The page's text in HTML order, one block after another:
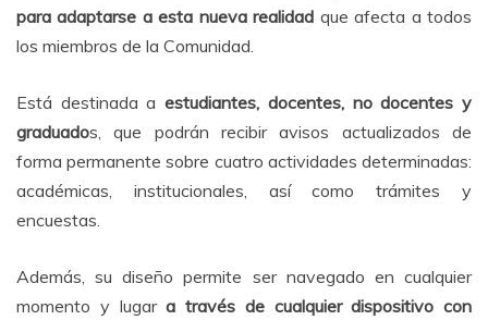
para adaptarse a esta nueva realidad que afecta a todos
los miembros de la Comunidad.
Está destinada aestudiantes, docentes, no docentes y
graduados, que podrán recibir avisos actualizados de
forma permanente sobre cuatro actividades determinadas:
académicas, institucionales, así como trámites y
encuestas.
Además, su diseño permite ser navegado en cualquier
momento y lugara través de cualquier dispositivo con